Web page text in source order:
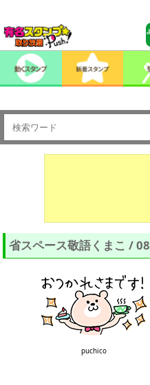
省スペース敬語くまこ / 08
puchico